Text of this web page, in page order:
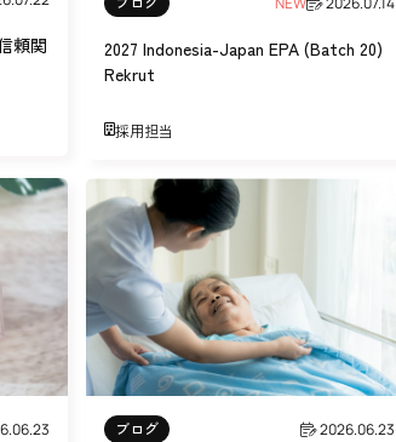
頼関
2027 Indonesia-Japan EPA (Batch 20)
Rekrut
採用担当
ブログ 2026.06.23